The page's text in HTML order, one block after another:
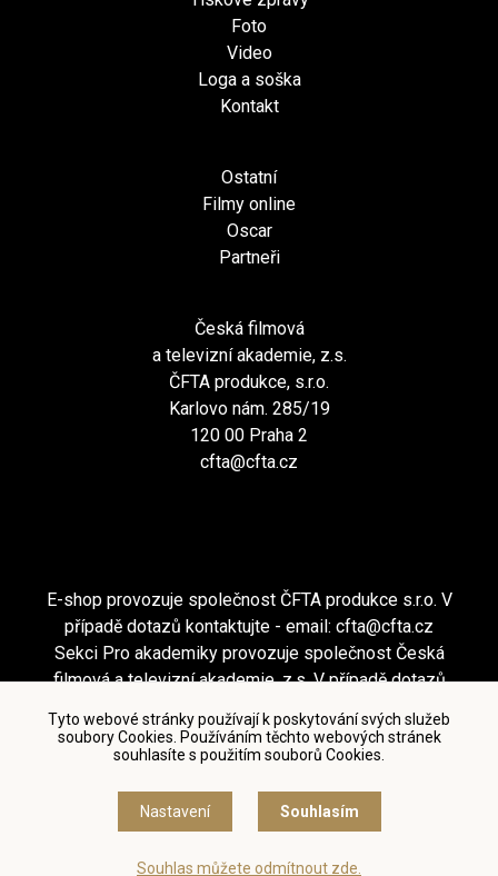
Tyto webové stránky používají k poskytování svých služeb
soubory Cookies. Používáním těchto webových stránek
souhlasíte s použitím souborů Cookies.
Nastavení Souhlasím
Souhlas můžete odmítnout zde.
Foto
Video
Loga a soška
Kontakt
Ostatní
Filmy online
Oscar
Partneři
Česká filmová
a televizní akademie, z.s.
ČFTA produkce, s.r.o.
Karlovo nám. 285/19
120 00 Praha 2
cfta@cfta.cz
E-shop provozuje společnost ČFTA produkce s.r.o. V
případě dotazů kontaktujte - email: cfta@cfta.cz
Sekci Pro akademiky provozuje společnost Česká
filmová a televizní akademie, z.s. V případě dotazů
Podmínky užití a zásady ochrany osobních údajů
Nastavení cookies